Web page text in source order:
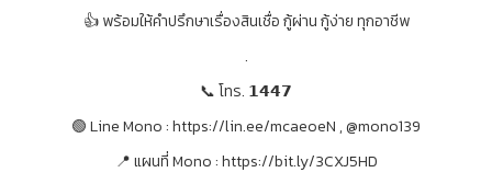
👍 พร้อมให้คำปรึกษาเรื่องสินเชื่อ กู้ผ่าน กู้ง่าย ทุกอาชีพ
.
📞 โทร. 𝟭𝟰𝟰𝟳
🟢 Line Mono : https://lin.ee/mcaeoeN , @mono139
📍 แผนที่ Mono : https://bit.ly/3CXJ5HD